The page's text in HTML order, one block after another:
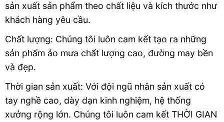
sản xuất sản phẩm theo chất liệu và kích thước như
khách hàng yêu cầu.
Chất lượng: Chúng tôi luôn cam kết tạo ra những
sản phẩm áo mưa chất lượng cao, đường may bền
và đẹp.
Thời gian sản xuất: Với đội ngũ nhân sản xuất có
tay nghề cao, dày dạn kinh nghiệm, hệ thống
xưởng rộng lớn. Chúng tôi luôn cam kết THỜI GIAN